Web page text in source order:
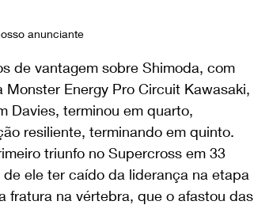
anunciante
de vantagem sobre Shimoda, com
Energy Pro Circuit Kawasaki,
Davies, terminou em quarto,
resiliente, terminando em quinto.
triunfo no Supercross em 33
ele ter caído da liderança na etapa
fratura na vértebra, que o afastou das